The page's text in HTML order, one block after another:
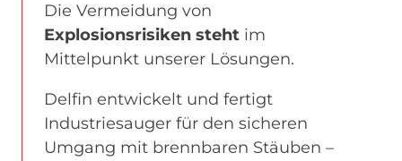
Die Vermeidung von
Explosionsrisiken steht im
Mittelpunkt unserer Lösungen.
Delfin entwickelt und fertigt
Industriesauger für den sicheren
Umgang mit brennbaren Stäuben –